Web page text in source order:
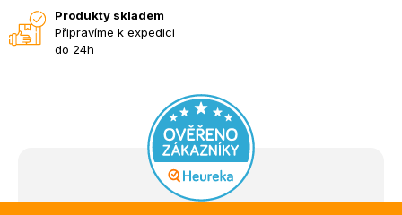
Produkty skladem
Připravíme k expedici
do 24h